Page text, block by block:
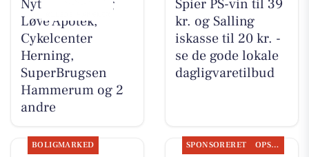
Nyt fra Herning
Løve Apotek,
Cykelcenter
Herning,
SuperBrugsen
Hammerum og 2
andre
Spier PS-vin til 39
kr. og Salling
iskasse til 20 kr. -
se de gode lokale
dagligvaretilbud
BOLIGMARKED SPONSORERET OPSLAGSTAVLEN